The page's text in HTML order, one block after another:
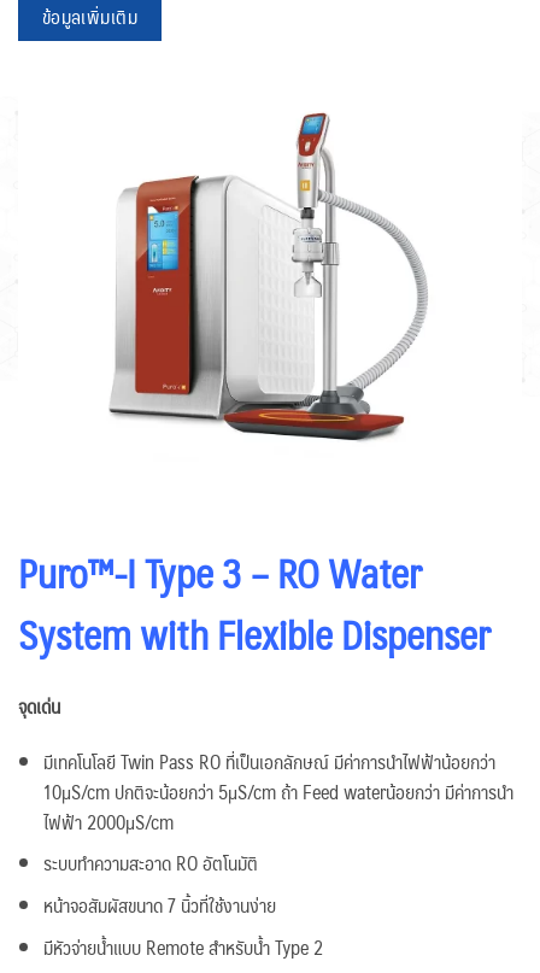
ข้อมูลเพิ่มเติม
Puro™-I Type 3 – RO Water
System with Flexible Dispenser
จุดเด่น
มีเทคโนโลยี Twin Pass RO ที่เป็นเอกลักษณ์ มีค่าการนำไฟฟ้าน้อยกว่า
10μS/cm ปกติจะน้อยกว่า 5μS/cm ถ้า Feed waterน้อยกว่า มีค่าการนำ
ไฟฟ้า 2000μS/cm
ระบบทำความสะอาด RO อัตโนมัติ
หน้าจอสัมผัสขนาด 7 นิ้วที่ใช้งานง่าย
มีหัวจ่ายน้ำแบบ Remote สำหรับน้ำ Type 2